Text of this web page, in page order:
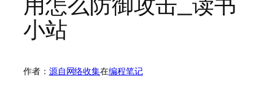
小站
作者： 源自网络收集在编程笔记